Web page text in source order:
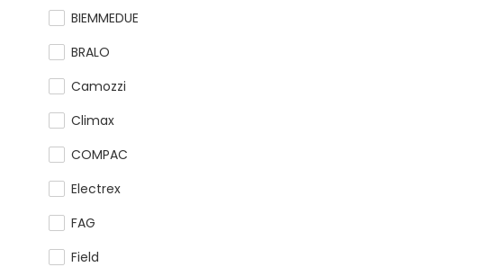
BIEMMEDUE
BRALO
Camozzi
Climax
COMPAC
Electrex
FAG
Field